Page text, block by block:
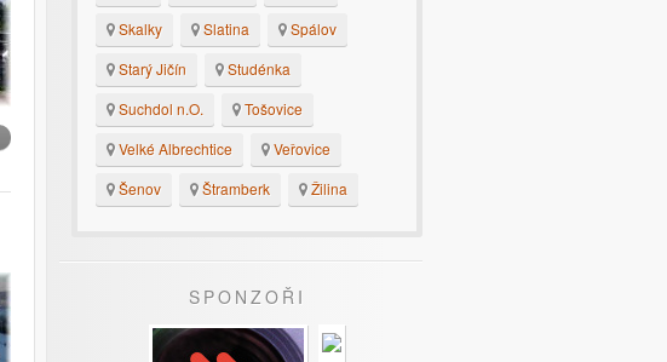
Skalky
Slatina
Spálov
Starý Jičín
Studénka
Suchdol n.O.
Tošovice
Velké Albrechtice
Veřovice
Šenov
Štramberk Žilina
SPONZOŘI